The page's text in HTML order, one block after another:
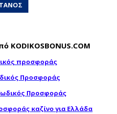
KODIKOSBONUS.COM
προσφοράς
Προσφοράς
Προσφοράς
καζίνο για Ελλάδα